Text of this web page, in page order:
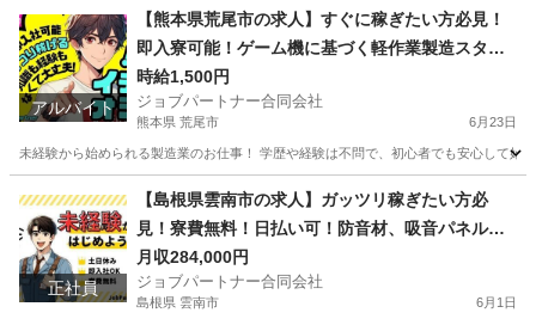
工場 スタッフ
アルバイト
【熊本県荒尾市の求人】すぐに稼ぎたい方必見！
即入寮可能！ゲーム機に基づく軽作業製造スタッ
フ
時給1,500円
ジョブパートナー合同会社
熊本県 荒尾市 6月23日
未経験から始められる製造業のお仕事！ 学歴や経験は不問で、初心者でも安心して
工場 スタッフ
正社員
【島根県雲南市の求人】ガッツリ稼ぎたい方必
見！寮費無料！日払い可！防音材、吸音パネル、
遮音カーテンの製造補助スタッフ！
月収284,000円
ジョブパートナー合同会社
島根県 雲南市 6月1日